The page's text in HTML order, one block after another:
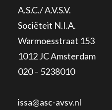
A.S.C./ A.V.S.V.
Sociëteit N.I.A.
Warmoesstraat 153
1012 JC Amsterdam
020 – 5238010
issa@asc-avsv.nl